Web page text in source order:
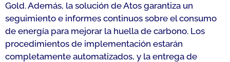
Gold. Además, la solución de Atos garantiza un
seguimiento e informes continuos sobre el consumo
de energía para mejorar la huella de carbono. Los
procedimientos de implementación estarán
completamente automatizados, y la entrega de